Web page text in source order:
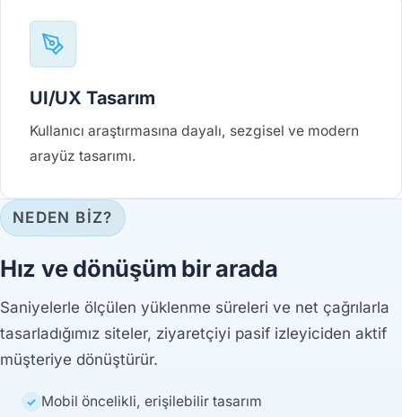
UI/UX Tasarım
Kullanıcı araştırmasına dayalı, sezgisel ve modern
arayüz tasarımı.
NEDEN BİZ?
Hız ve dönüşüm bir arada
Saniyelerle ölçülen yüklenme süreleri ve net çağrılarla
tasarladığımız siteler, ziyaretçiyi pasif izleyiciden aktif
müşteriye dönüştürür.
Mobil öncelikli, erişilebilir tasarım